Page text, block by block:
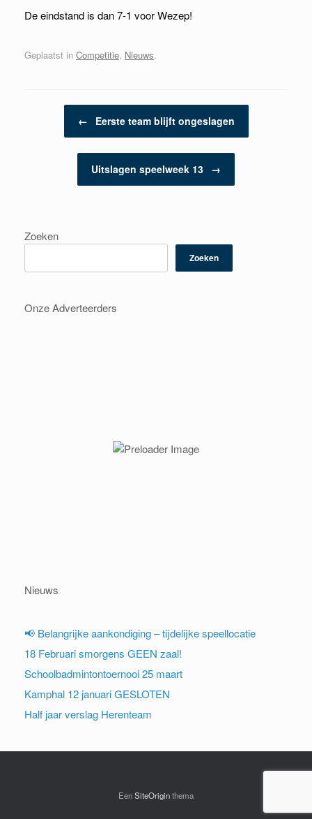
De eindstand is dan 7-1 voor Wezep!
Geplaatst in Competitie, Nieuws.
Berichtnavigatie
← Eerste team blijft ongeslagen
Uitslagen speelweek 13 →
Zoeken
Zoeken
Onze Adverteerders
Nieuws
📢 Belangrijke aankondiging – tijdelijke speellocatie
18 Februari smorgens GEEN zaal!
Schoolbadmintontoernooi 25 maart
Kamphal 12 januari GESLOTEN
Half jaar verslag Herenteam
EenSiteOriginthema